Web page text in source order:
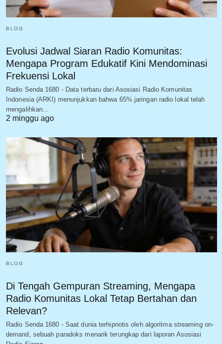
BLOG
Evolusi Jadwal Siaran Radio Komunitas:
Mengapa Program Edukatif Kini Mendominasi
Frekuensi Lokal
Radio Senda 1680 - Data terbaru dari Asosiasi Radio Komunitas
Indonesia (ARKI) menunjukkan bahwa 65% jaringan radio lokal telah
mengalihkan…
2 minggu ago
BLOG
Di Tengah Gempuran Streaming, Mengapa
Radio Komunitas Lokal Tetap Bertahan dan
Relevan?
Radio Senda 1680 - Saat dunia terhipnotis oleh algoritma streaming on-
demand, sebuah paradoks menarik terungkap dari laporan Asosiasi